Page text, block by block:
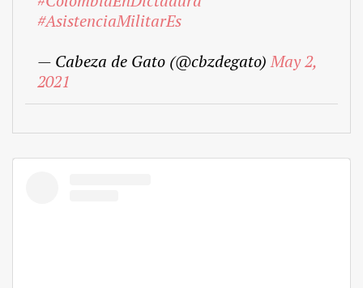
#AsistenciaMilitarEs
— Cabeza de Gato (@cbzdegato)May 2,
2021